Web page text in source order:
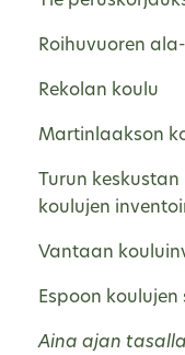
Roihuvuoren
Rekolan koulu
Martinlaakson
Turun
koulujen
Vantaan
Espoon
Aina ajan